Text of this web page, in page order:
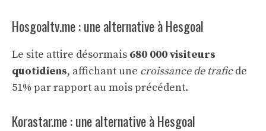
Hosgoaltv.me : une alternative à Hesgoal
Le site attire désormais 680 000 visiteurs
quotidiens, affichant une croissance de traficde
51% par rapport au mois précédent.
Korastar.me : une alternative à Hesgoal